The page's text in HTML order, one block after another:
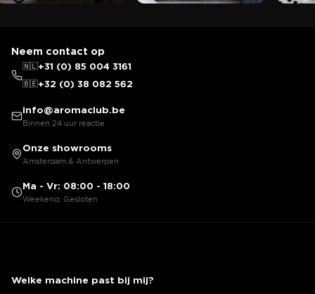
Neem contact op
🇳🇱+31 (0) 85 004 3161
🇧🇪+32 (0) 38 082 562
info@aromaclub.be
Binnen 24 uur reactie
Onze showrooms
Amsterdam & Antwerpen
Ma - Vr: 08:00 - 18:00
Weekend: Gesloten
Welke machine past bij mij?